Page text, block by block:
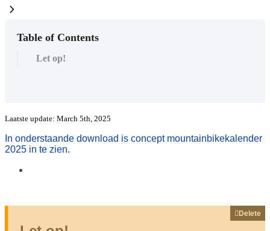
chevron_right
Table of Contents
Let op!
Laatste update: March 5th, 2025
In onderstaande download is concept mountainbikekalender
2025 in te zien.
Delete